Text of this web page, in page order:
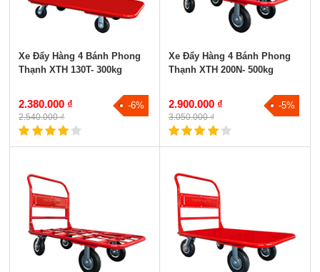
Xe Đẩy Hàng 4 Bánh Phong
Thạnh XTH 130T- 300kg
2.380.000 ₫
2.540.000 ₫
-6%
Xe Đẩy Hàng 4 Bánh Phong
Thạnh XTH 200N- 500kg
2.900.000 ₫
3.050.000 ₫
-5%